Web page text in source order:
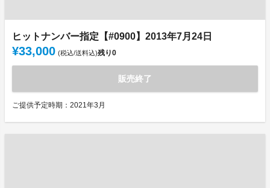
ヒットナンバー指定【#0900】2013年7月24日
¥33,000 (税込/送料込)残り0
販売終了
ご提供予定時期：2021年3月